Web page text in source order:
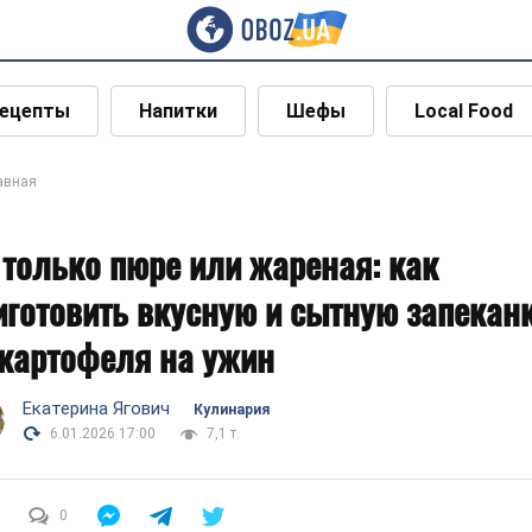
Напитки Шефы Local Food
пюре или жареная: как
вкусную и сытную
на ужин
Екатерина Ягович
Кулинария
6.01.2026 17:00
7,1 т.
0